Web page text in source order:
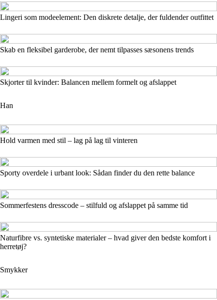
Lingeri som modeelement: Den diskrete detalje, der fuldender outfittet
Skab en fleksibel garderobe, der nemt tilpasses sæsonens trends
Skjorter til kvinder: Balancen mellem formelt og afslappet
Han
Hold varmen med stil – lag på lag til vinteren
Sporty overdele i urbant look: Sådan finder du den rette balance
Sommerfestens dresscode – stilfuld og afslappet på samme tid
Naturfibre vs. syntetiske materialer – hvad giver den bedste komfort i
herretøj?
Smykker